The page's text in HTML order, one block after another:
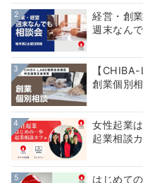
2
経営・創業
週末なん
3
【
創業個別
4
女性起業
起業相談
5
はじめて